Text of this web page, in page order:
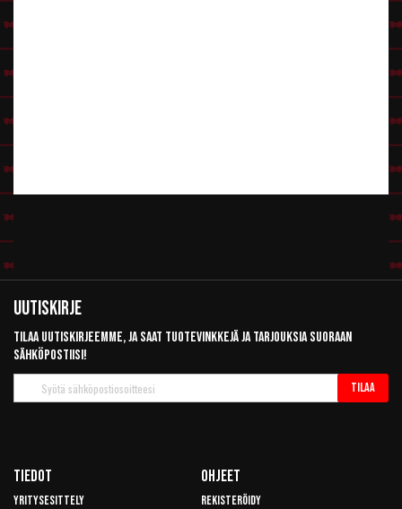
Uutiskirje
Tilaa uutiskirjeemme, ja saat tuotevinkkejä ja tarjouksia suoraan
sähköpostiisi!
uutiskirje
Tilaa
Tiedot
Yritysesittely
Ohjeet
Rekisteröidy